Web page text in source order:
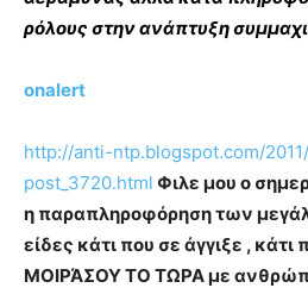
ρόλους στην ανάπτυξη
onalert
http://anti-ntp.blogspot.com/
post_3720.html Φιλε μου ο
η παραπληροφόρηση των
είδες κάτι που σε άγγιξε ,
ΜΟΙΡΆΣΟΥ ΤΟ ΤΩΡΑ με